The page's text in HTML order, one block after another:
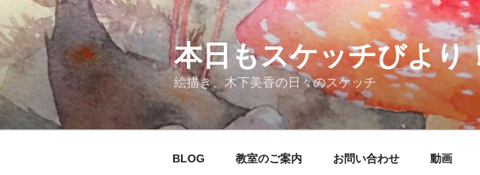
ン
テ
ン
ツ
へ
本日もスケッチびより
絵描き、木下美香の日々のスケッチ
BLOG 教室のご案内 お問い合わせ 動画